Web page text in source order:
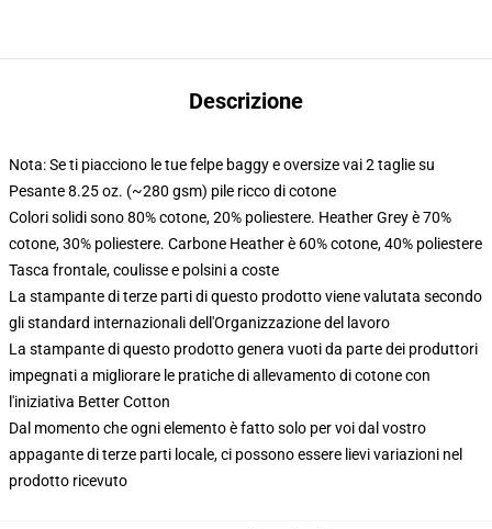
Descrizione
Nota: Se ti piacciono le tue felpe baggy e oversize vai 2 taglie su
Pesante 8.25 oz. (~280 gsm) pile ricco di cotone
Colori solidi sono 80% cotone, 20% poliestere. Heather Grey è 70%
cotone, 30% poliestere. Carbone Heather è 60% cotone, 40% poliestere
Tasca frontale, coulisse e polsini a coste
La stampante di terze parti di questo prodotto viene valutata secondo
gli standard internazionali dell'Organizzazione del lavoro
La stampante di questo prodotto genera vuoti da parte dei produttori
impegnati a migliorare le pratiche di allevamento di cotone con
l'iniziativa Better Cotton
Dal momento che ogni elemento è fatto solo per voi dal vostro
appagante di terze parti locale, ci possono essere lievi variazioni nel
prodotto ricevuto